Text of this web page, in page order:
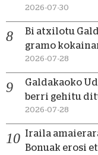
2026-07-30
Bi atxilotu
gramo
2026-07-28
Galdakaoko
berri gehitu
2026-07-28
Iraila
Bonuak erosi